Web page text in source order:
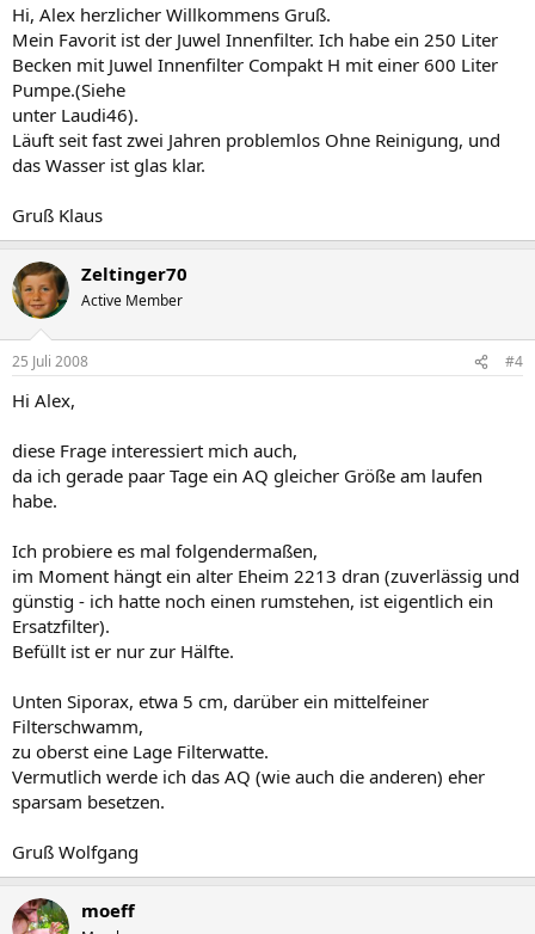
Hi, Alex herzlicher Willkommens Gruß.
Mein Favorit ist der Juwel Innenfilter. Ich habe ein 250 Liter
Becken mit Juwel Innenfilter Compakt H mit einer 600 Liter
Pumpe.(Siehe
unter Laudi46).
Läuft seit fast zwei Jahren problemlos Ohne Reinigung, und
das Wasser ist glas klar.
Gruß Klaus
Zeltinger70
Active Member
25 Juli 2008 #4
Hi Alex,
diese Frage interessiert mich auch,
da ich gerade paar Tage ein AQ gleicher Größe am laufen
habe.
Ich probiere es mal folgendermaßen,
im Moment hängt ein alter Eheim 2213 dran (zuverlässig und
günstig - ich hatte noch einen rumstehen, ist eigentlich ein
Ersatzfilter).
Befüllt ist er nur zur Hälfte.
Unten Siporax, etwa 5 cm, darüber ein mittelfeiner
Filterschwamm,
zu oberst eine Lage Filterwatte.
Vermutlich werde ich das AQ (wie auch die anderen) eher
sparsam besetzen.
Gruß Wolfgang
moeff